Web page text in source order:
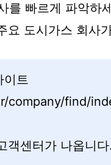
를 빠르게 파악하
요 도시가스 회사
이트
find/
객센터가 나옵니다.